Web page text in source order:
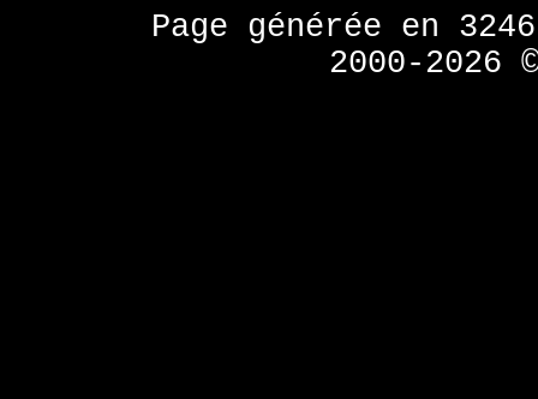
Page générée en
2000-2026